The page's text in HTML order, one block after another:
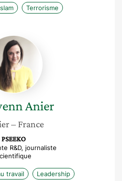
Terrorisme
Nolwenn
Anier
Anier
– France
PSEEKO
R&D, journaliste
travail Leadership